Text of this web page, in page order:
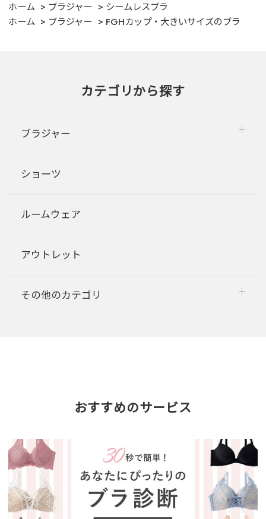
ホーム
ブラジャー
シームレスブラ
ホーム
ブラジャー FGHカップ・大きいサイズのブラ
カテゴリから探す
ブラジャー
ショーツ
ルームウェア
アウトレット
その他のカテゴリ
おすすめのサービス